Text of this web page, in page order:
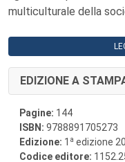
multiculturale della
EDIZIONE A
Pagine: 144
ISBN: 9788891705273
Edizione: 1 a edizione
Codice editore: